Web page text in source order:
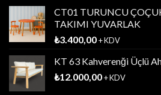
CT01 TURUNCU
TAKIMI YUVARLAK
₺3.400,00+ KDV
KT 63 Kahverenği Üçlü
₺12.000,00+ KDV